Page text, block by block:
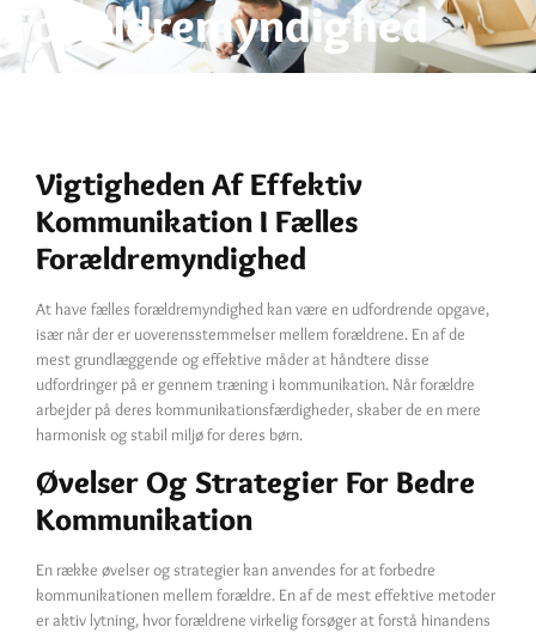
Forældremyndighed
Vigtigheden Af Effektiv
Kommunikation I Fælles
Forældremyndighed
At have fælles forældremyndighed kan være en udfordrende opgave,
især når der er uoverensstemmelser mellem forældrene. En af de
mest grundlæggende og effektive måder at håndtere disse
udfordringer på er gennem træning i kommunikation. Når forældre
arbejder på deres kommunikationsfærdigheder, skaber de en mere
harmonisk og stabil miljø for deres børn.
Øvelser Og Strategier For Bedre
Kommunikation
En række øvelser og strategier kan anvendes for at forbedre
kommunikationen mellem forældre. En af de mest effektive metoder
er aktiv lytning, hvor forældrene virkelig forsøger at forstå hinandens